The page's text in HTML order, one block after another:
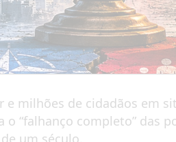
milhões de cidadãos em
“falhanço completo” das